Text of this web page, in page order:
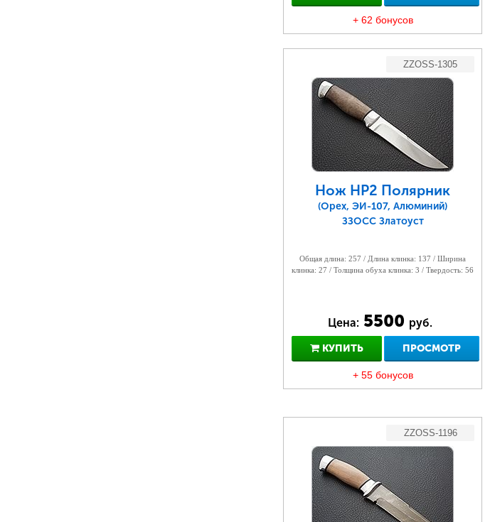
+ 62 бонусов
ZZOSS-1305
Нож НР2 Полярник
(Орех, ЭИ-107, Алюминий)
ЗЗОСС Златоуст
Общая длина: 257 / Длина клинка: 137 / Ширина
клинка: 27 / Толщина обуха клинка: 3 / Твердость: 56
Цена: 5500 руб.
КУПИТЬ ПРОСМОТР
+ 55 бонусов
ZZOSS-1196